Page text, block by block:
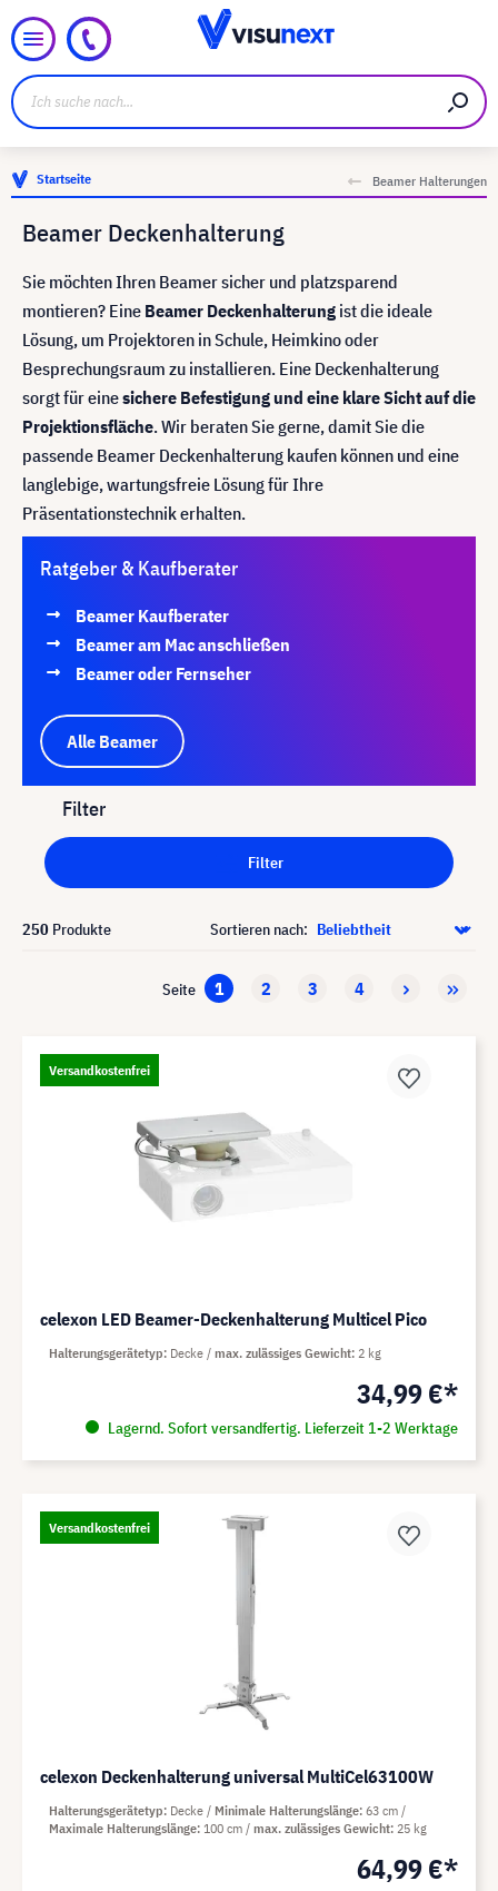
Startseite Beamer Halterungen
Beamer Deckenhalterung
Sie möchten Ihren Beamer sicher und platzsparend
montieren? Eine Beamer Deckenhalterung ist die ideale
Lösung, um Projektoren in Schule, Heimkino oder
Besprechungsraum zu installieren. Eine Deckenhalterung
sorgt für einesichere Befestigung und eine klare Sicht auf die
Projektionsfläche. Wir beraten Sie gerne, damit Sie die
passende Beamer Deckenhalterung kaufen können und eine
langlebige, wartungsfreie Lösung für Ihre
Präsentationstechnik erhalten.
Ratgeber & Kaufberater
Beamer Kaufberater
Beamer am Mac anschließen
Beamer oder Fernseher
Alle Beamer
Filter
Filter
250 Produkte Sortieren nach:
Seite 1 2 3 4
Versandkostenfrei
celexon LED Beamer-Deckenhalterung Multicel Pico
34,99 €*
Lagernd. Sofort versandfertig. Lieferzeit 1-2 Werktage
Halterungsgerätetyp Decke max. zulässiges Gewicht 2 kg
Versandkostenfrei
celexon Deckenhalterung universal MultiCel63100W
64,99 €*
Halterungsgerätetyp Decke Minimale Halterungslänge 63 cm
Maximale Halterungslänge 100 cm max. zulässiges Gewicht 25 kg